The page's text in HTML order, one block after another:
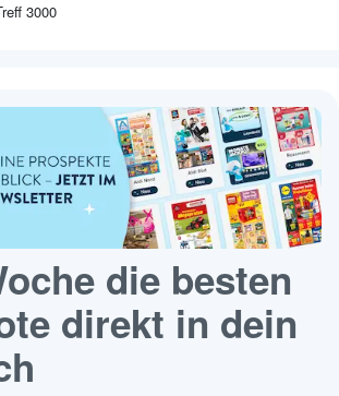
3000
die besten
direkt in dein